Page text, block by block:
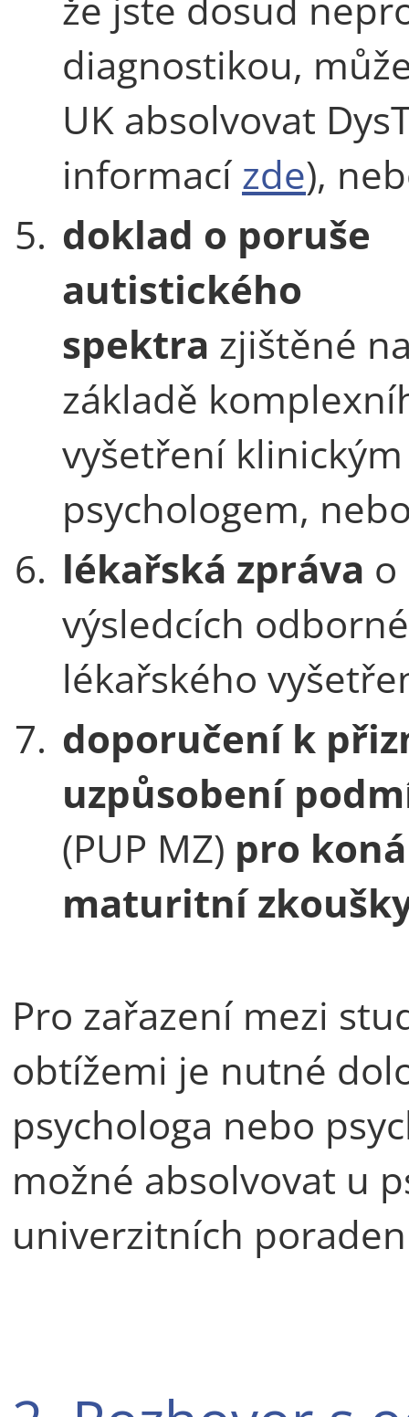
diagnostikou,
UK absolvovat
informacízde),
5. doklad o poruše
autistického
spektra zjištěné
základě
vyšetření klinickým
psychologem,
6. lékařská zpráva o
výsledcích
lékařského
7. doporučení k
uzpůsobení
(PUP MZ) pro
maturitní
Pro zařazení mezi
obtížemi je nutné
psychologa nebo
možné absolvovat u
univerzitních